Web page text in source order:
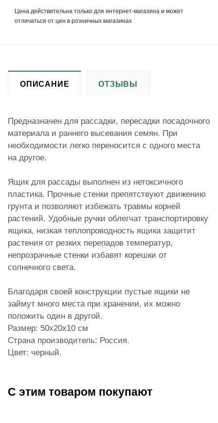
Цена действительна только для интернет-магазина и может
отличаться от цен в розничных магазинах
ОПИСАНИЕ ОТЗЫВЫ
Предназначен для рассадки, пересадки посадочного
материала и раннего высевания семян. При
необходимости легко переносится с одного места
на другое.
Ящик для рассады выполнен из нетоксичного
пластика. Прочные стенки препятствуют движению
грунта и позволяют избежать травмы корней
растений. Удобные ручки облегчат транспортировку
ящика, низкая теплопроводность ящика защитит
растения от резких перепадов температур,
непрозрачные стенки избавят корешки от
солнечного света.
Благодаря своей конструкции пустые ящики не
займут много места при хранении, их можно
положить один в другой.
Размер: 50х20х10 см
Страна производитель: Россия.
Цвет: черный.
С этим товаром покупают